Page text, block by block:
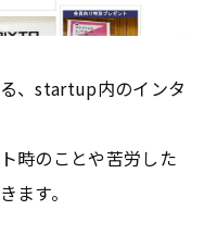
、startup内のインタ
時のことや苦労した
ます。